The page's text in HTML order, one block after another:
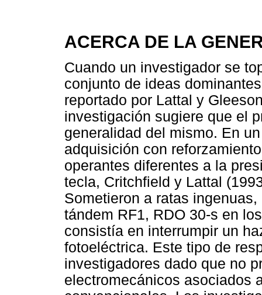
ACERCA DE LA
Cuando un investigador se
conjunto de ideas
reportado por Lattal y
investigación sugiere que el
generalidad del mismo. En
adquisición con
operantes diferentes a la
tecla, Critchfield y Lattal
Sometieron a ratas
tándem RF1, RDO 30-s en
consistía en interrumpir un
fotoeléctrica. Este tipo de
investigadores dado que no
electromecánicos asociados